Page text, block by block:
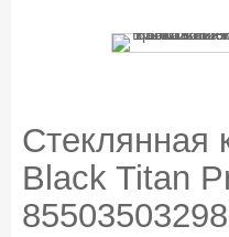
Стеклянная
Black Titan
85503503298